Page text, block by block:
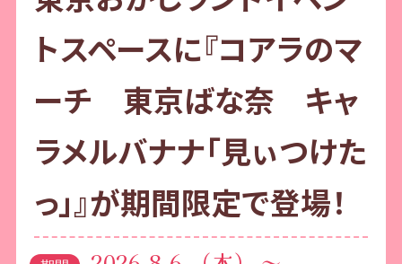
トスペースに『コアラのマ
ーチ 東京ばな奈 キャ
ラメルバナナ「見ぃつけた
っ」』が期間限定で登場！